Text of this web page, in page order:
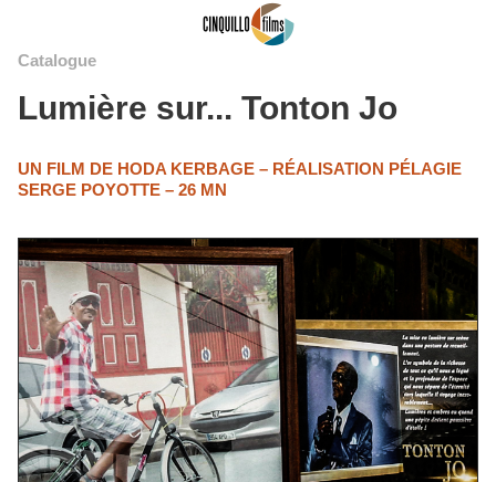
Catalogue
Lumière sur... Tonton Jo
UN FILM DE HODA KERBAGE – RÉALISATION PÉLAGIE
SERGE POYOTTE – 26 MN